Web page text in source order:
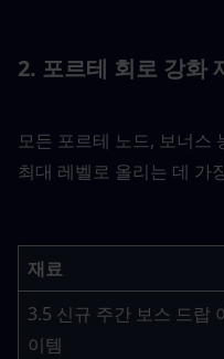
2. 포르테 회로 강화
모든 포르테 노드, 보너스
최대 레벨로 올리는 데 가
재료
3.5 신규 주간 보스 드랍
이템